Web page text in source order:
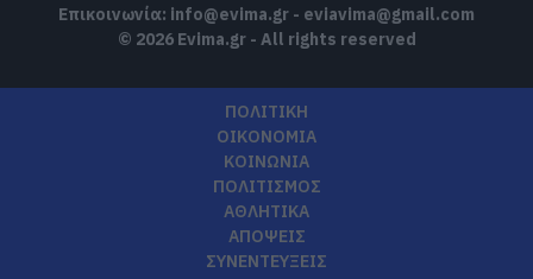
Επικοινωνία: info@evima.gr - eviavima@gmail.com
© 2026 Evima.gr - All rights reserved
ΠΟΛΙΤΙΚΗ
ΟΙΚΟΝΟΜΙΑ
ΚΟΙΝΩΝΙΑ
ΠΟΛΙΤΙΣΜΟΣ
ΑΘΛΗΤΙΚΑ
ΑΠΟΨΕΙΣ
ΣΥΝΕΝΤΕΥΞΕΙΣ